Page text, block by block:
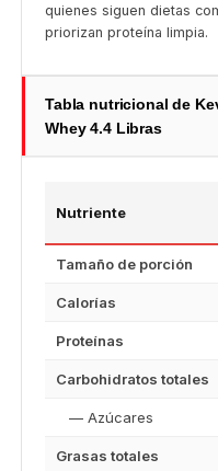
quienes siguen dietas
priorizan proteína limpia.
Tabla nutricional de
Whey 4.4 Libras
Nutriente
Tamaño de porción
Calorías
Proteínas
Carbohidratos totales
— Azúcares
Grasas totales